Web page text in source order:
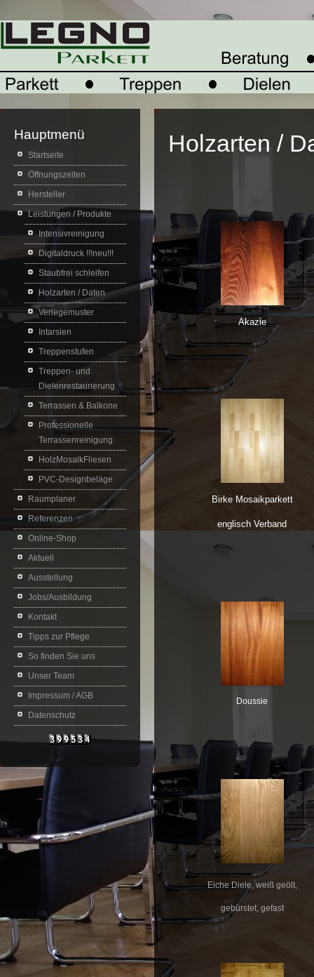
Hauptmenü
Startseite
Öffnungszeiten
Hersteller
Leistungen / Produkte
Intensivreinigung
Digitaldruck !!!neu!!!
Staubfrei schleifen
Holzarten / Daten
Verlegemuster
Intarsien
Treppenstufen
Treppen- und
Dielenrestaurierung
Terrassen & Balkone
Professionelle
Terrassenreinigung
HolzMosaikFliesen
PVC-Designbeläge
Raumplaner
Referenzen
Online-Shop
Aktuell
Ausstellung
Jobs/Ausbildung
Kontakt
Tipps zur Pflege
So finden Sie uns
Unser Team
Impressum / AGB
Datenschutz
Holzarten /
Akazie
Birke Mosaikparkett
englisch Verband
Doussie
Eiche Diele, weiß geölt,
gebürstet, gefast